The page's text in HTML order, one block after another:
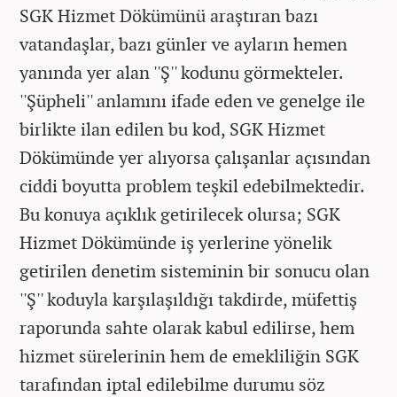
SGK Hizmet Dökümünü araştıran bazı
vatandaşlar, bazı günler ve ayların hemen
yanında yer alan ''Ş'' kodunu görmekteler.
''Şüpheli'' anlamını ifade eden ve genelge ile
birlikte ilan edilen bu kod, SGK Hizmet
Dökümünde yer alıyorsa çalışanlar açısından
ciddi boyutta problem teşkil edebilmektedir.
Bu konuya açıklık getirilecek olursa; SGK
Hizmet Dökümünde iş yerlerine yönelik
getirilen denetim sisteminin bir sonucu olan
''Ş'' koduyla karşılaşıldığı takdirde, müfettiş
raporunda sahte olarak kabul edilirse, hem
hizmet sürelerinin hem de emekliliğin SGK
tarafından iptal edilebilme durumu söz